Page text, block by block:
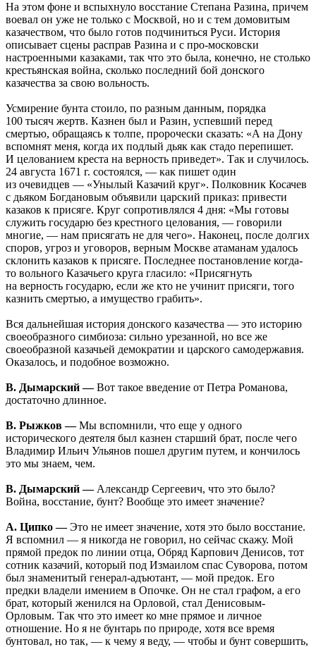
На этом фоне и вспыхнуло восстание Степана Разина, причем
воевал он уже не только с Москвой, но и с тем домовитым
казачеством, что было готов подчиниться Руси. История
описывает сцены расправ Разина и с про-московски
настроенными казаками, так что это была, конечно, не столько
крестьянская война, сколько последний бой донского
казачества за свою вольность.
Усмирение бунта стоило, по разным данным, порядка
100 тысяч жертв. Казнен был и Разин, успевший перед
смертью, обращаясь к толпе, пророчески сказать: «А на Дону
вспомнят меня, когда их подлый дьяк как стадо перепишет.
И целованием креста на верность приведет». Так и случилось.
24 августа 1671 г. состоялся, — как пишет один
из очевидцев — «Унылый Казачий круг». Полковник Косачев
с дьяком Богдановым объявили царский приказ: привести
казаков к присяге. Круг сопротивлялся 4 дня: «Мы готовы
служить государю без крестного целования, — говорили
многие, — нам присягать не для чего». Наконец, после долгих
споров, угроз и уговоров, верным Москве атаманам удалось
склонить казаков к присяге. Последнее постановление когда-
то вольного Казачьего круга гласило: «Присягнуть
на верность государю, если же кто не учинит присяги, того
казнить смертью, а имущество грабить».
Вся дальнейшая история донского казачества — это историю
своеобразного симбиоза: сильно урезанной, но все же
своеобразной казачьей демократии и царского самодержавия.
Оказалось, и подобное возможно.
В. Дымарский —Вот такое введение от Петра Романова,
достаточно длинное.
В. Рыжков —Мы вспомнили, что еще у одного
исторического деятеля был казнен старший брат, после чего
Владимир Ильич Ульянов пошел другим путем, и кончилось
это мы знаем, чем.
В. Дымарский —Александр Сергеевич, что это было?
Война, восстание, бунт? Вообще это имеет значение?
А. Ципко —Это не имеет значение, хотя это было восстание.
Я вспомнил — я никогда не говорил, но сейчас скажу. Мой
прямой предок по линии отца, Обряд Карпович Денисов, тот
сотник казачий, который под Измаилом спас Суворова, потом
был знаменитый генерал-адъютант, — мой предок. Его
предки владели имением в Опочке. Он не стал графом, а его
брат, который женился на Орловой, стал Денисовым-
Орловым. Так что это имеет ко мне прямое и личное
отношение. Но я не бунтарь по природе, хотя все время
бунтовал, но так, — к чему я веду, — чтобы и бунт совершить,